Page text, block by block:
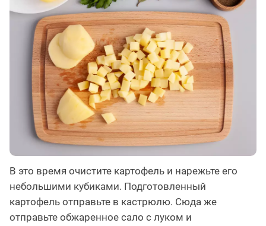
В это время очистите картофель и нарежьте его
небольшими кубиками. Подготовленный
картофель отправьте в кастрюлю. Сюда же
отправьте обжаренное сало с луком и